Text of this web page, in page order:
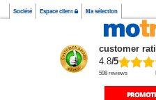
Société Espace client Ma sélection
customer
4.8/5
598 reviews